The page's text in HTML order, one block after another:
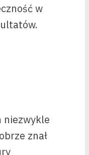
w
niezwykle
znał